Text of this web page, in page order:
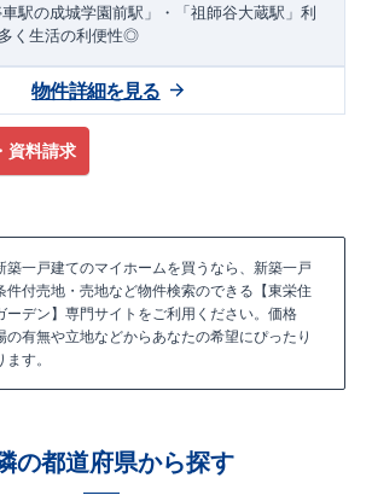
駅の成城学園前駅」・「祖師谷大蔵駅」利
く生活の利便性◎
資料請求
物件詳細を見る
築一戸建てのマイホームを買うなら、新築一戸
件付売地・売地など物件検索のできる【東栄住
ーデン】専門サイトをご利用ください。価格
の有無や立地などからあなたの希望にぴったり
す。
の都道府県から探す